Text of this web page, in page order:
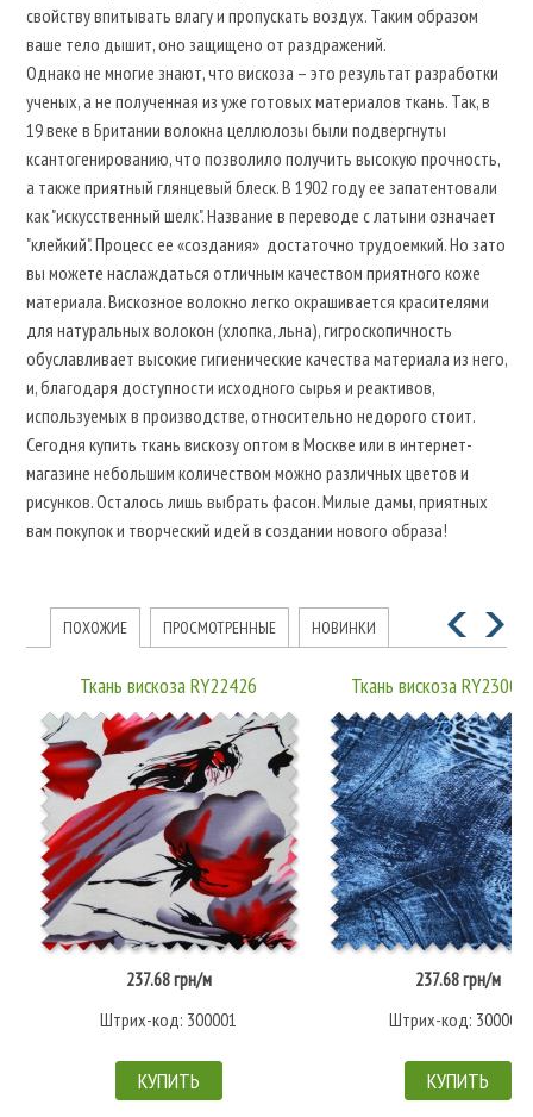
свойству впитывать влагу и пропускать воздух. Таким образом
ваше тело дышит, оно защищено от раздражений.
Однако не многие знают, что вискоза – это результат разработки
ученых, а не полученная из уже готовых материалов ткань. Так, в
19 веке в Британии волокна целлюлозы были подвергнуты
ксантогенированию, что позволило получить высокую прочность,
а также приятный глянцевый блеск. В 1902 году ее запатентовали
как "искусственный шелк". Название в переводе с латыни означает
"клейкий". Процесс ее «создания» достаточно трудоемкий. Но зато
вы можете наслаждаться отличным качеством приятного коже
материала. Вискозное волокно легко окрашивается красителями
для натуральных волокон (хлопка, льна), гигроскопичность
обуславливает высокие гигиенические качества материала из него,
и, благодаря доступности исходного сырья и реактивов,
используемых в производстве, относительно недорого стоит.
Сегодня купить ткань вискозу оптом в Москве или в интернет-
магазине небольшим количеством можно различных цветов и
рисунков. Осталось лишь выбрать фасон. Милые дамы, приятных
вам покупок и творческий идей в создании нового образа!
ПОХОЖИЕ ПРОСМОТРЕННЫЕ НОВИНКИ
Ткань вискоза RY22426
237.68 грн/м
Штрих-код: 300001
КУПИТЬ
Ткань вискоза
237.68 грн/м
Штрих-код: 300002
КУПИТЬ